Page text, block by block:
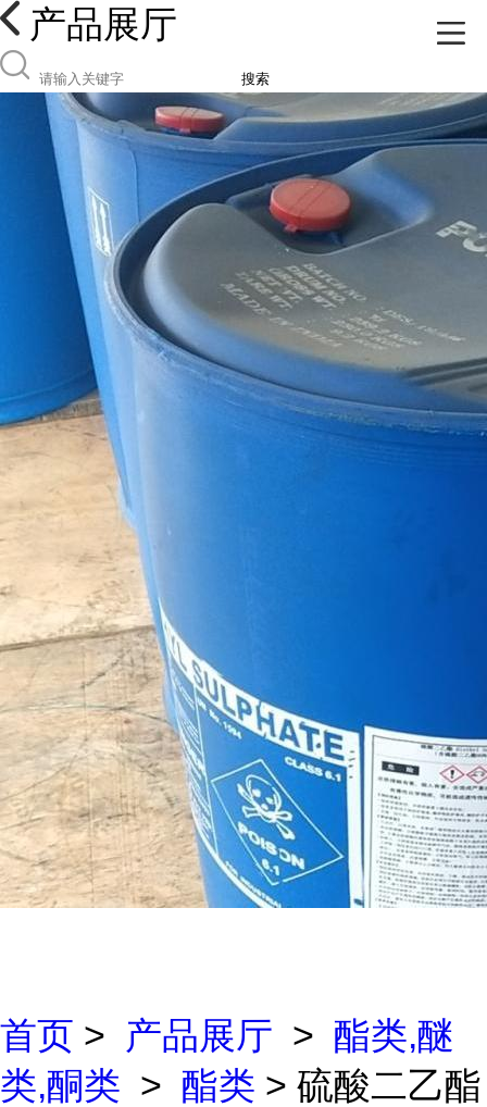
产品展厅
搜索
首页 > 产品展厅 > 酯类,醚
类,酮类 > 酯类 > 硫酸二乙酯